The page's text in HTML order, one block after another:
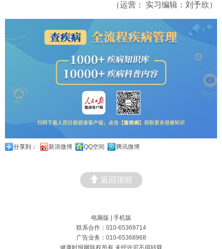
（运营： 实习编辑：刘予欣）
分享到： 新浪微博 QQ空间 腾讯微博
返回顶部
电脑版
手机版
联系合作：010-65369714
广告业务：010-65368968
健康时报网版权所有 未经许可不得转载